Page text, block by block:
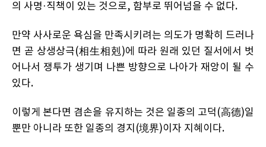
의 사명·직책이 있는 것으로, 함부로 뛰어넘을 수 없다.
만약 사사로운 욕심을 만족시키려는 의도가 명확히 드러나
면 곧 상생상극(相生相剋)에 따라 원래 있던 질서에서 벗
어나서 쟁투가 생기며 나쁜 방향으로 나아가 재앙이 될 수
있다.
이렇게 본다면 겸손을 유지하는 것은 일종의 고덕(高德)일
뿐만 아니라 또한 일종의 경지(境界)이자 지혜이다.